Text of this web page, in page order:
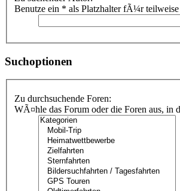
Benutze ein * als Platzhalter fÃ¼r
Suchoptionen
Zu durchsuchende Foren:
WÃ¤hle das Forum oder die Foren aus, in